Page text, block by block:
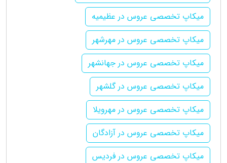
میکاپ تخصصی عروس در عظیمیه
میکاپ تخصصی عروس در مهرشهر
میکاپ تخصصی عروس در جهانشهر
میکاپ تخصصی عروس در گلشهر
میکاپ تخصصی عروس در مهرویلا
میکاپ تخصصی عروس در آزادگان
میکاپ تخصصی عروس در فردیس